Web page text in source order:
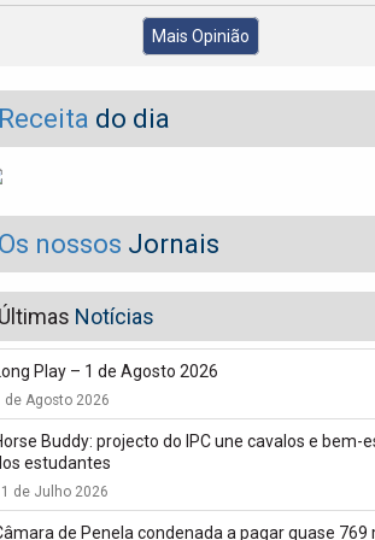
Mais Opinião
do dia
nossos Jornais
Notícias
Play – 1 de Agosto 2026
de Agosto 2026
Buddy: projecto do IPC une cavalos e bem-
estudantes
de Julho 2026
de Penela condenada a pagar quase 769